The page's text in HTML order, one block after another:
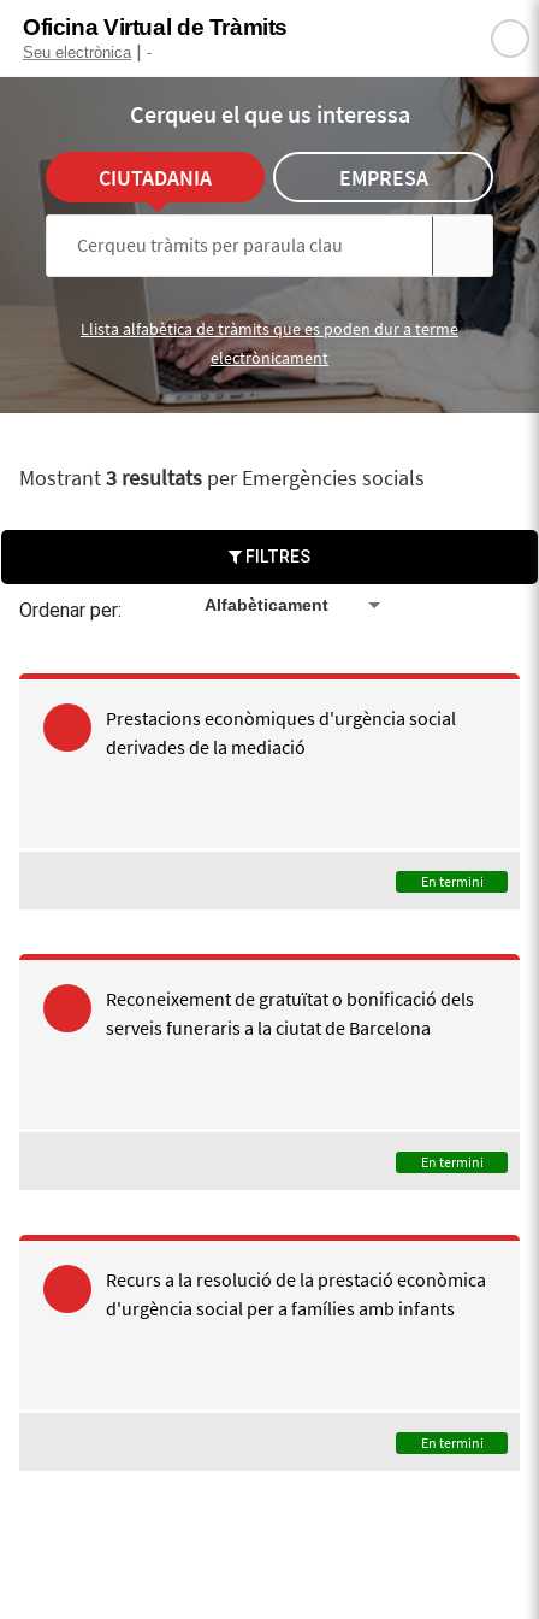
Oficina Virtual de Tràmits
Seu electrònica | -
Cerqueu el que us interessa
CIUTADANIA EMPRESA
Llista alfabètica de tràmits que es poden dur a terme
electrònicament
Mostrant3 resultats per Emergències socials
FILTRES
Ordenar per: Alfabèticament
Prestacions econòmiques d'urgència social
derivades de la mediació
En termini
Reconeixement de gratuïtat o bonificació dels
serveis funeraris a la ciutat de Barcelona
En termini
Recurs a la resolució de la prestació econòmica
d'urgència social per a famílies amb infants
En termini